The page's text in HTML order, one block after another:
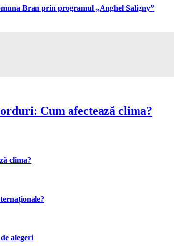
Bran prin programul „Anghel Saligny”
Cum afectează clima?
clima?
alegeri